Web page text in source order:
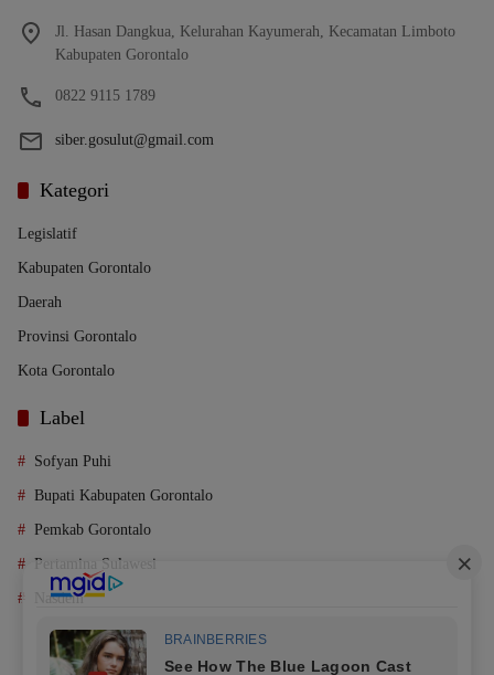
Jl. Hasan Dangkua, Kelurahan Kayumerah, Kecamatan Limboto
Kabupaten Gorontalo
0822 9115 1789
siber.gosulut@gmail.com
Kategori
Legislatif
Kabupaten Gorontalo
Daerah
Provinsi Gorontalo
Kota Gorontalo
Label
Sofyan Puhi
Bupati Kabupaten Gorontalo
Pemkab Gorontalo
Pertamina Sulawesi
Nasdem